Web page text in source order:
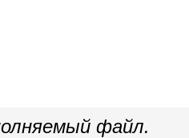
файл.